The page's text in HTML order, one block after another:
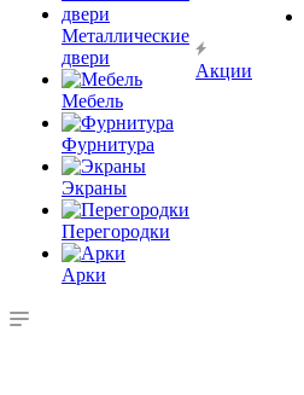
Металлические
двери
Мебель
Фурнитура
Экраны
Перегородки
Арки
Акции